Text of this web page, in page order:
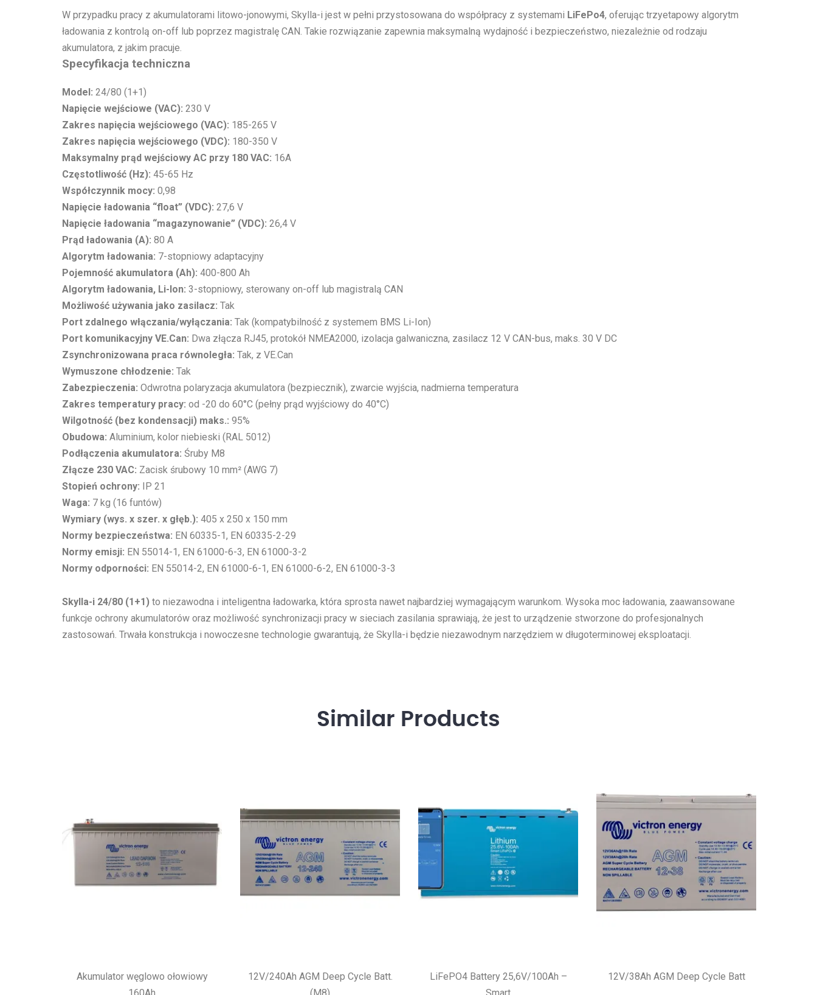
W przypadku pracy z akumulatorami litowo-jonowymi, Skylla-i jest w pełni przystosowana do współpracy z systemami LiFePo4, oferując trzyetapowy algorytm
ładowania z kontrolą on-off lub poprzez magistralę CAN. Takie rozwiązanie zapewnia maksymalną wydajność i bezpieczeństwo, niezależnie od rodzaju
akumulatora, z jakim pracuje.
Specyfikacja techniczna
Model: 24/80 (1+1)
Napięcie wejściowe (VAC): 230 V
Zakres napięcia wejściowego (VAC): 185-265 V
Zakres napięcia wejściowego (VDC): 180-350 V
Maksymalny prąd wejściowy AC przy 180 VAC: 16A
Częstotliwość (Hz): 45-65 Hz
Współczynnik mocy: 0,98
Napięcie ładowania “float” (VDC): 27,6 V
Napięcie ładowania “magazynowanie” (VDC): 26,4 V
Prąd ładowania (A): 80 A
Algorytm ładowania: 7-stopniowy adaptacyjny
Pojemność akumulatora (Ah): 400-800 Ah
Algorytm ładowania, Li-Ion: 3-stopniowy, sterowany on-off lub magistralą CAN
Możliwość używania jako zasilacz: Tak
Port zdalnego włączania/wyłączania: Tak (kompatybilność z systemem BMS Li-Ion)
Port komunikacyjny VE.Can: Dwa złącza RJ45, protokół NMEA2000, izolacja galwaniczna, zasilacz 12 V CAN-bus, maks. 30 V DC
Zsynchronizowana praca równoległa: Tak, z VE.Can
Wymuszone chłodzenie: Tak
Zabezpieczenia: Odwrotna polaryzacja akumulatora (bezpiecznik), zwarcie wyjścia, nadmierna temperatura
Zakres temperatury pracy: od -20 do 60°C (pełny prąd wyjściowy do 40°C)
Wilgotność (bez kondensacji) maks.: 95%
Obudowa: Aluminium, kolor niebieski (RAL 5012)
Podłączenia akumulatora: Śruby M8
Złącze 230 VAC: Zacisk śrubowy 10 mm² (AWG 7)
Stopień ochrony: IP 21
Waga: 7 kg (16 funtów)
Wymiary (wys. x szer. x głęb.): 405 x 250 x 150 mm
Normy bezpieczeństwa: EN 60335-1, EN 60335-2-29
Normy emisji: EN 55014-1, EN 61000-6-3, EN 61000-3-2
Normy odporności: EN 55014-2, EN 61000-6-1, EN 61000-6-2, EN 61000-3-3
Skylla-i 24/80 (1+1) to niezawodna i inteligentna ładowarka, która sprosta nawet najbardziej wymagającym warunkom. Wysoka moc ładowania, zaawansowane
funkcje ochrony akumulatorów oraz możliwość synchronizacji pracy w sieciach zasilania sprawiają, że jest to urządzenie stworzone do profesjonalnych
zastosowań. Trwała konstrukcja i nowoczesne technologie gwarantują, że Skylla-i będzie niezawodnym narzędziem w długoterminowej eksploatacji.
Similar Products
Akumulator węglowo ołowiowy
160Ah
12V/240Ah AGM Deep Cycle Batt.
(M8)
LiFePO4 Battery 25,6V/100Ah –
Smart
12V/38Ah AGM Deep Cycle Batt